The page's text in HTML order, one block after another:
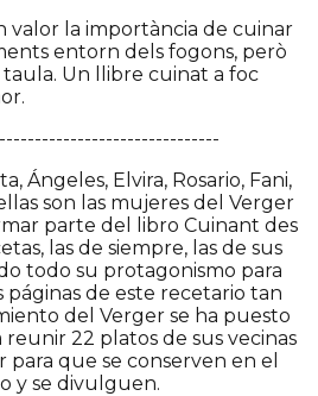
valor la importància de cuinar
entorn dels fogons, però
Un llibre cuinat a foc
Ángeles, Elvira, Rosario, Fani,
son las mujeres del Verger
parte del libro Cuinant des
las de siempre, las de sus
todo su protagonismo para
de este recetario tan
del Verger se ha puesto
reunir 22 platos de sus vecinas
para que se conserven en el
y se divulguen.